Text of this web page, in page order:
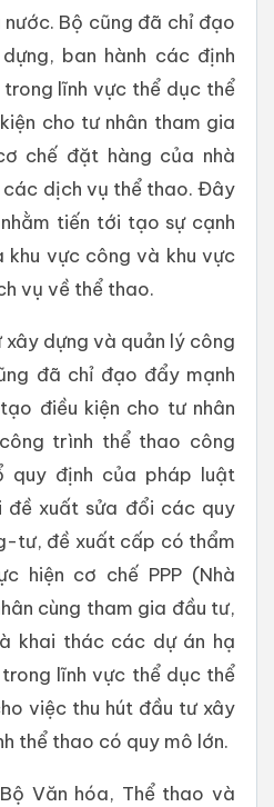
Bộ cũng đã chỉ đạo
ban hành các định
lĩnh vực thể dục thể
cho tư nhân tham gia
chế đặt hàng của nhà
các dịch vụ thể thao. Đây
tiến tới tạo sự cạnh
khu vực công và khu vực
vụ về thể thao.
xây dựng và quản lý công
đã chỉ đạo đẩy mạnh
điều kiện cho tư nhân
trình thể thao công
quy định của pháp luật
đề xuất sửa đổi các quy
tư, đề xuất cấp có thẩm
hiện cơ chế PPP (Nhà
cùng tham gia đầu tư,
khai thác các dự án hạ
lĩnh vực thể dục thể
việc thu hút đầu tư xây
thể thao có quy mô lớn.
Văn hóa, Thể thao và